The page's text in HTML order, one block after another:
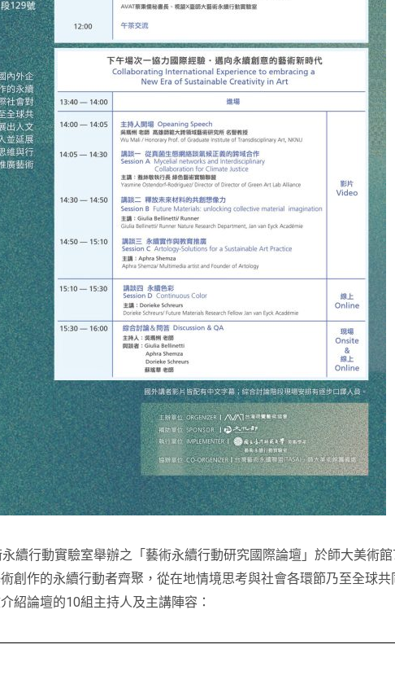
續行動實驗室舉辦之「藝術永續行動研究國際論壇」於師大美術
創作的永續行動者齊聚，從在地情境思考與社會各環節乃至全球
紹論壇的10組主持人及主講陣容：